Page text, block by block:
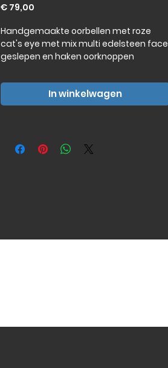
€ 79,00
Handgemaakte oorbellen met roze
cat's eye met mix multi edelsteen face
geslepen en haken oorknoppen
karaat over 925 sterling zilveren)
In winkelwagen